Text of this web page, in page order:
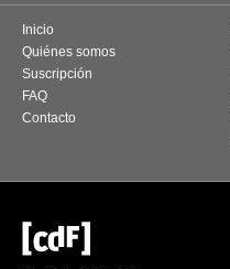
Inicio
Quiénes somos
Suscripción
FAQ
Contacto